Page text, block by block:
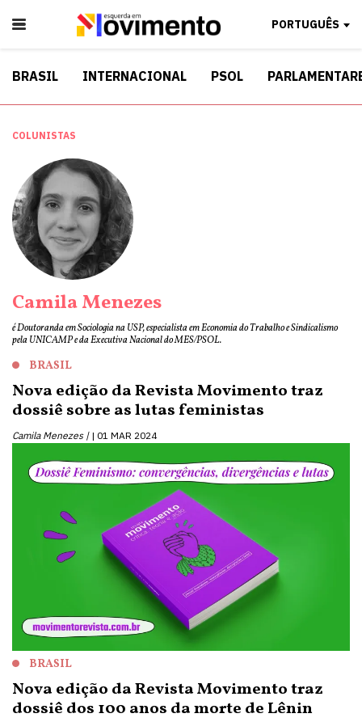
PORTUGUÊS
BRASIL INTERNACIONAL PSOL
COLUNISTAS
Camila Menezes
é Doutoranda em Sociologia na USP, especialista em Economia do Trabalho e Sindicalismo
pela UNICAMP e da Executiva Nacional do MES/PSOL.
BRASIL
Nova edição da Revista Movimento traz
dossiê sobre as lutas feministas
Camila Menezes | 01 MAR 2024
BRASIL
Nova edição da Revista Movimento traz
dossiê dos 100 anos da morte de Lênin